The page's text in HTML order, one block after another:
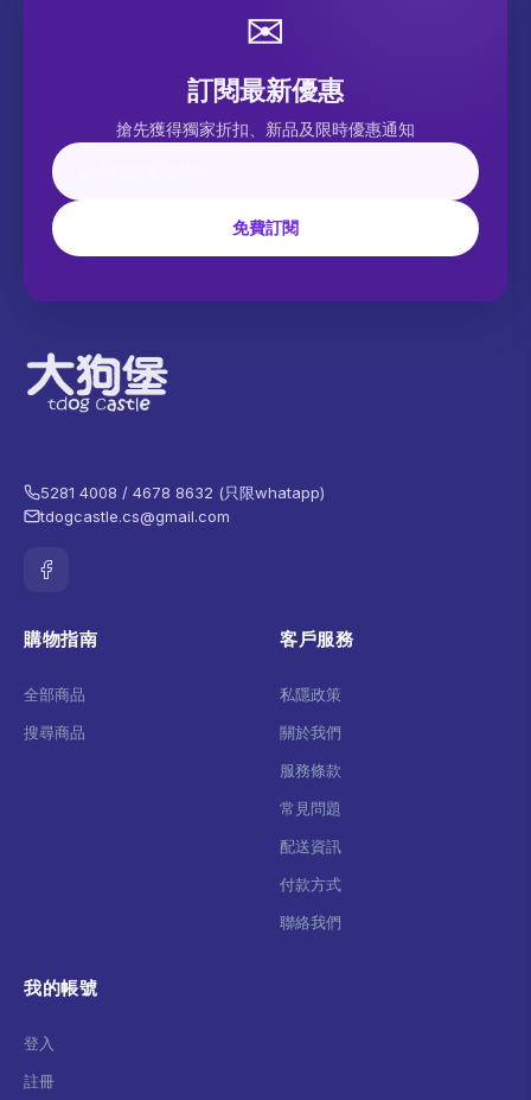
✉
訂閱最新優惠
搶先獲得獨家折扣、新品及限時優惠通知
免費訂閱
5281 4008 / 4678 8632 (只限whatapp)
tdogcastle.cs@gmail.com
購物指南
全部商品
搜尋商品
客戶服務
私隱政策
關於我們
服務條款
常見問題
配送資訊
付款方式
聯絡我們
我的帳號
登入
註冊